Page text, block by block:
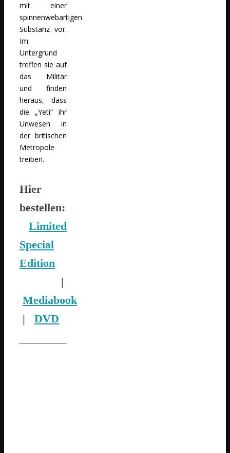
mit einer
spinnenwebartigen
Substanz vor.
Im
Untergrund
treffen sie auf
das Militär
und finden
heraus, dass
die „Yeti“ ihr
Unwesen in
der britischen
Metropole
treiben.
Hier
bestellen:
Limited
Special
Edition
|
Mediabook
| DVD